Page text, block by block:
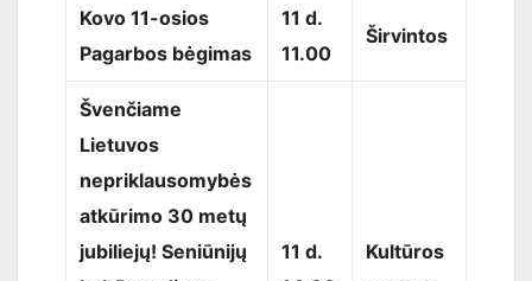
Kovo 11-osios
Pagarbos bėgimas
11 d.
11.00
Širvintos
Švenčiame
Lietuvos
nepriklausomybės
atkūrimo 30 metų
jubiliejų! Seniūnijų
11 d.
Kultūros